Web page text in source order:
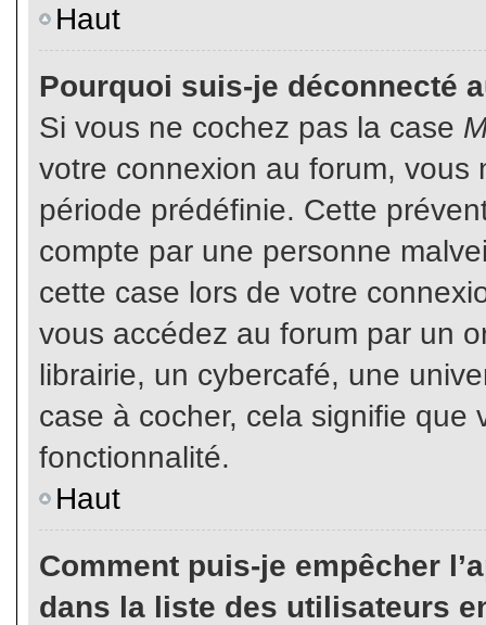
Haut
Pourquoi suis-je déconnecté
Si vous ne cochez pas la case
votre connexion au forum,
période prédéfinie. Cette
compte par une personne
cette case lors de votre
vous accédez au forum par un
librairie, un cybercafé, une
case à cocher, cela signifie que
fonctionnalité.
Haut
Comment puis-je empêcher
dans la liste des utilisateurs